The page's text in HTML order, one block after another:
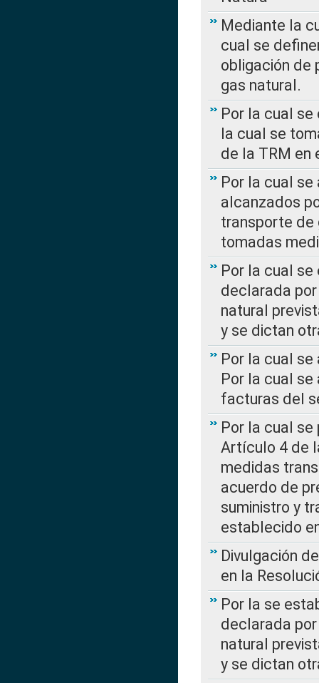
Mediante la
cual se
obligación de
gas natural.
Por la cual se
la cual se
de la TRM en
Por la cual
alcanzados
transporte de
tomadas
Por la cual
declarada
natural
y se dictan
Por la cual se
Por la cual
facturas del
Por la cual
Artículo 4 de
medidas
acuerdo de
suministro y
establecido
Divulgación
en la
Por la se
declarada
natural
y se dictan